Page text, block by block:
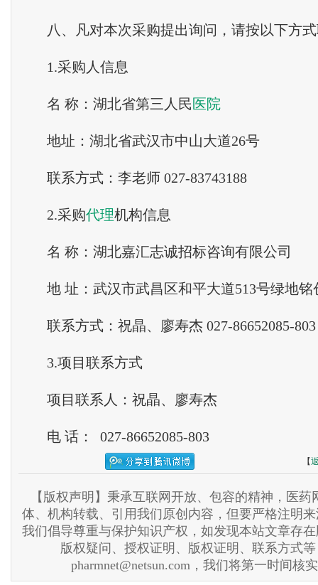
八、凡对本次采购提出询问，请按以下方式
1.采购人信息
名 称：湖北省第三人民医院
地址：湖北省武汉市中山大道26号
联系方式：李老师 027-83743188
2.采购代理机构信息
名 称：湖北嘉汇志诚招标咨询有限公司
地 址：武汉市武昌区和平大道513号绿地铭
联系方式：祝晶、廖寿杰 027-86652085-803
3.项目联系方式
项目联系人：祝晶、廖寿杰
电 话： 027-86652085-803
【
【版权声明】秉承互联网开放、包容的精神，医药
体、机构转载、引用我们原创内容，但要严格注明
我们倡导尊重与保护知识产权，如发现本站文章存
版权疑问、授权证明、版权证明、联系方式
pharmnet@netsun.com，我们将第一时间核